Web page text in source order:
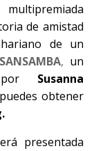
de amistad
de un
SANSAMBA, un
por Susanna
obtener
presentada